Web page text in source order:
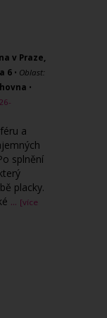
v Praze,
6 • Oblast:
•
a
splnění
placky.
... [více